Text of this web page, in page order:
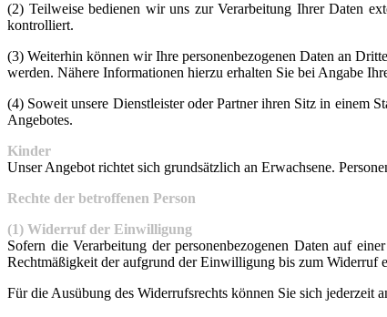
(2) Teilweise bedienen wir uns zur Verarbeitung Ihrer Daten
kontrolliert.
(3) Weiterhin können wir Ihre personenbezogenen Daten an
werden. Nähere Informationen hierzu erhalten Sie bei Angabe
(4) Soweit unsere Dienstleister oder Partner ihren Sitz in einem
Angebotes.
Kinder
Unser Angebot richtet sich grundsätzlich an Erwachsene.
Rechte der betroffenen Person
(1) Widerruf der Einwilligung
Sofern die Verarbeitung der personenbezogenen Daten auf
Rechtmäßigkeit der aufgrund der Einwilligung bis zum Widerruf
Für die Ausübung des Widerrufsrechts können Sie sich jederzeit